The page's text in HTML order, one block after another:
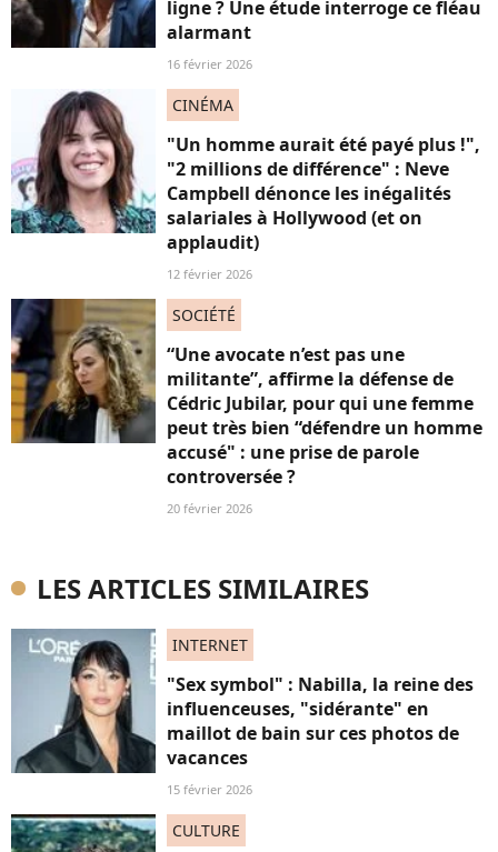
ligne ? Une étude interroge ce fléau
alarmant
16 février 2026
CINÉMA
"Un homme aurait été payé plus !",
"2 millions de différence" : Neve
Campbell dénonce les inégalités
salariales à Hollywood (et on
applaudit)
12 février 2026
SOCIÉTÉ
“Une avocate n’est pas une
militante”, affirme la défense de
Cédric Jubilar, pour qui une femme
peut très bien “défendre un homme
accusé" : une prise de parole
controversée ?
20 février 2026
LES ARTICLES SIMILAIRES
INTERNET
"Sex symbol" : Nabilla, la reine des
influenceuses, "sidérante" en
maillot de bain sur ces photos de
vacances
15 février 2026
CULTURE